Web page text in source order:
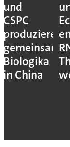
und
CSPC
produzieren
gemeinsam
Biologika
in China